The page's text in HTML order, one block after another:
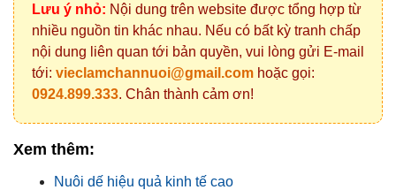
Lưu ý nhỏ: Nội dung trên website được tổng hợp từ
nhiều nguồn tin khác nhau. Nếu có bất kỳ tranh chấp
nội dung liên quan tới bản quyền, vui lòng gửi E-mail
tới: vieclamchannuoi@gmail.com hoặc gọi:
0924.899.333. Chân thành cảm ơn!
Xem thêm:
Nuôi dế hiệu quả kinh tế cao